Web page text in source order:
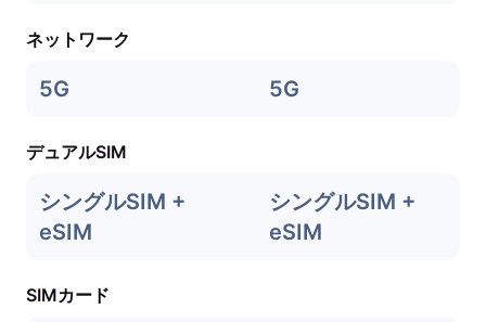
ネットワーク
5G 5G
デュアルSIM
シングルSIM +
eSIM
シングルSIM +
eSIM
SIMカード